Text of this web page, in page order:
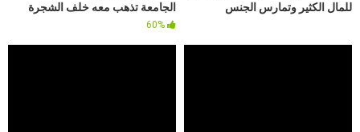
الجامعة تذهب معه خلف الشجرة
للمال الكثير وتمارس الجنس